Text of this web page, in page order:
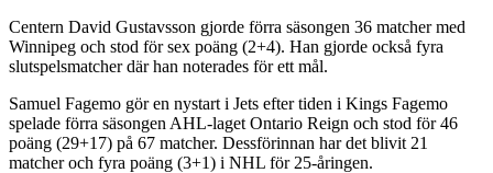
Centern David Gustavsson gjorde förra säsongen 36 matcher med
Winnipeg och stod för sex poäng (2+4). Han gjorde också fyra
slutspelsmatcher där han noterades för ett mål.
Samuel Fagemo gör en nystart i Jets efter tiden i Kings Fagemo
spelade förra säsongen AHL-laget Ontario Reign och stod för 46
poäng (29+17) på 67 matcher. Dessförinnan har det blivit 21
matcher och fyra poäng (3+1) i NHL för 25-åringen.